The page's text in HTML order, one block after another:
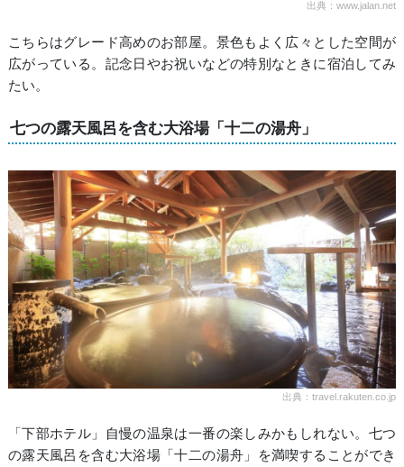
出典：www.jalan.net
こちらはグレード高めのお部屋。景色もよく広々とした空間が
広がっている。記念日やお祝いなどの特別なときに宿泊してみ
たい。
七つの露天風呂を含む大浴場「十二の湯舟」
出典：travel.rakuten.co.jp
「下部ホテル」自慢の温泉は一番の楽しみかもしれない。七つ
の露天風呂を含む大浴場「十二の湯舟」を満喫することができ